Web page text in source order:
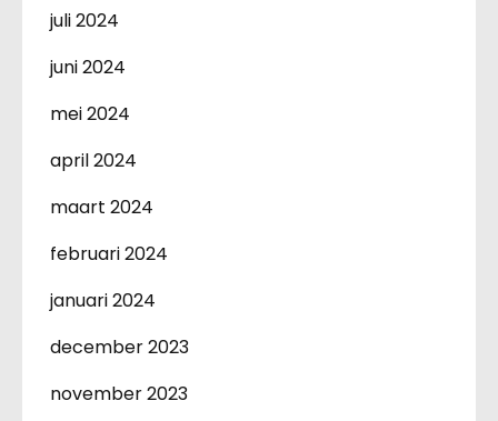
juli 2024
juni 2024
mei 2024
april 2024
maart 2024
februari 2024
januari 2024
december 2023
november 2023